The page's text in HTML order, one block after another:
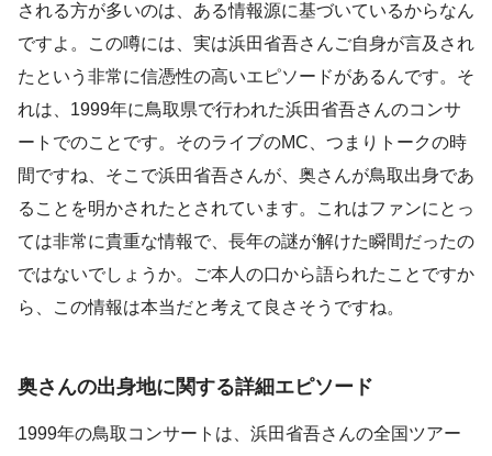
される方が多いのは、ある情報源に基づいているからなん
ですよ。この噂には、実は浜田省吾さんご自身が言及され
たという非常に信憑性の高いエピソードがあるんです。そ
れは、1999年に鳥取県で行われた浜田省吾さんのコンサ
ートでのことです。そのライブのMC、つまりトークの時
間ですね、そこで浜田省吾さんが、奥さんが鳥取出身であ
ることを明かされたとされています。これはファンにとっ
ては非常に貴重な情報で、長年の謎が解けた瞬間だったの
ではないでしょうか。ご本人の口から語られたことですか
ら、この情報は本当だと考えて良さそうですね。
奥さんの出身地に関する詳細エピソード
1999年の鳥取コンサートは、浜田省吾さんの全国ツアー